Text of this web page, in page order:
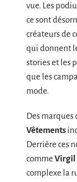
vue. Les
ce sont
créateurs de
qui donnent
stories et les
que les
mode.
Des marques
Vêtements
Derrière ces
comme Virgil
complexe la